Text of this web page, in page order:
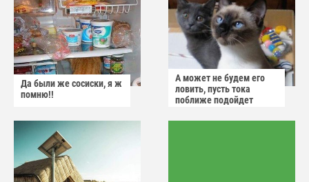
Да были же сосиски, я ж
помню!!
А может не будем его
ловить, пусть тока
поближе подойдет